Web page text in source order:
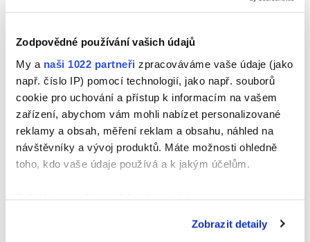
Zodpovědné používání vašich údajů
My a naši 1022 partneři zpracováváme vaše údaje (jako
např. číslo IP) pomocí technologií, jako např. souborů
cookie pro uchování a přístup k informacím na vašem
zařízení, abychom vám mohli nabízet personalizované
reklamy a obsah, měření reklam a obsahu, náhled na
návštěvníky a vývoj produktů. Máte možnosti ohledně
toho, kdo vaše údaje používá a k jakým účelům.
poloze, které mohou být přesné na několik metrů
Zobrazit detaily
Jméno
E-mail
Webová stránka